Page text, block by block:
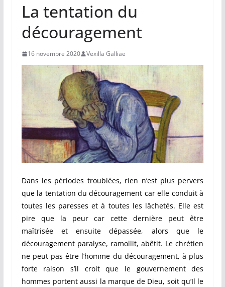
La tentation du
découragement
16 novembre 2020 Vexilla Galliae
Dans les périodes troublées, rien n’est plus pervers
que la tentation du découragement car elle conduit à
toutes les paresses et à toutes les lâchetés. Elle est
pire que la peur car cette dernière peut être
maîtrisée et ensuite dépassée, alors que le
découragement paralyse, ramollit, abêtit. Le chrétien
ne peut pas être l’homme du découragement, à plus
forte raison s’il croit que le gouvernement des
hommes portent aussi la marque de Dieu, soit qu’Il le